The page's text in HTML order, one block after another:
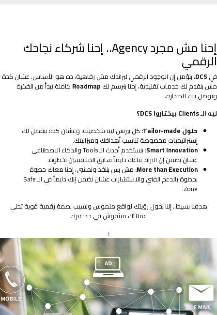
إحنا مش مجرد Agency.. إحنا شركاء نجاحك
الرقمي
في DCS، بنؤمن إن الوجود الرقمي لبراندك مش رفاهية، ده هو الأساس. عشان كدة
مش بنقدم لك خدمات تقليدية، إحنا بنرسم لك Roadmap كاملة تبدأ من الفكرة
وتوصل بيك للصدارة.
ليه الـ Clients بيختاروا DCS؟
حلول Tailor-made:
كل بيزنس ليه شخصيته، وعشان كدة بنفصل لك
إستراتيجيات مخصوصة تناسب أهدافك وميزانيتك.
Smart Innovation:
بنستخدم أحدث الـ Tools والذكاء الاصطناعي
عشان نضمن إن البراند بتاعك دايماً سابق المنافسين بخطوة.
More than Execution: مش بس بننفذ ونمشي، إحنا معاك خطوة
بخطوة بالدعم الفني والاستشارات عشان نضمن إنك دايماً في الـ Safe
Zone.
هدفنا بسيط.. إننا نحول رؤيتك لواقع ملموس ونسيب بصمة رقمية قوية تخلي
عملائك ميثقوش في حد غيرك
+